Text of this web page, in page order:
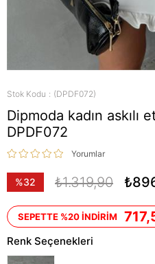
Stok Kodu (DPDF072)
Dipmoda kadın askılı
DPDF072
Yorumlar
%32
₺1.319,90
SEPETTE %20 İNDİRİM
Renk Seçenekleri